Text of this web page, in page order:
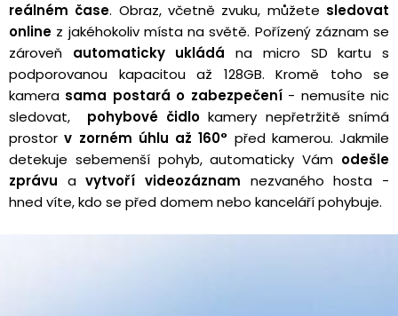
reálném čase. Obraz, včetně zvuku, můžete sledovat
online z jakéhokoliv místa na světě. Pořízený záznam se
zároveň automaticky ukládána micro SD kartu s
podporovanou kapacitou až 128GB. Kromě toho se
kamera sama postará o zabezpečení- nemusíte nic
sledovat, pohybové čidlokamery nepřetržitě snímá
prostorv zorném úhlu až 160° před kamerou. Jakmile
detekuje sebemenší pohyb, automaticky Vám odešle
zprávu avytvoří videozáznam nezvaného hosta -
hned víte, kdo se před domem nebo kanceláří pohybuje.